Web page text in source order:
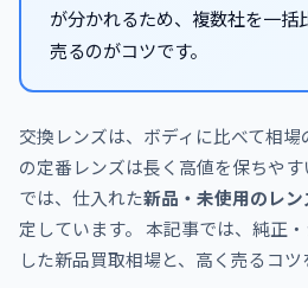
が分かれるため、複数社を一括
売るのがコツです。
交換レンズは、ボディに比べて相
の定番レンズは長く高値を保ちや
では、仕入れた新品・未使用のレ
定しています。 本記事では、純正
した新品買取相場と、高く売るコツ